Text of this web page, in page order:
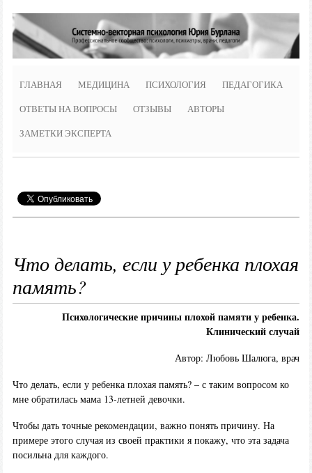
ГЛАВНАЯ МЕДИЦИНА ПСИХОЛОГИЯ ПЕДАГОГИКА
ОТВЕТЫ НА ВОПРОСЫ ОТЗЫВЫ АВТОРЫ
ЗАМЕТКИ ЭКСПЕРТА
Что делать, если у ребенка плохая
память?
Психологические причины плохой памяти у ребенка.
Клинический случай
Автор: Любовь Шалюга, врач
Что делать, если у ребенка плохая память? – с таким вопросом ко
мне обратилась мама 13-летней девочки.
Чтобы дать точные рекомендации, важно понять причину. На
примере этого случая из своей практики я покажу, что эта задача
посильна для каждого.